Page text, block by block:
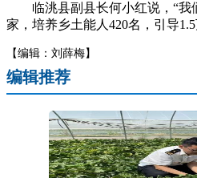
临洮县副县长何小红说，“我们
家，培养乡土能人420名，引导
【编辑：刘薛梅】
编辑推荐